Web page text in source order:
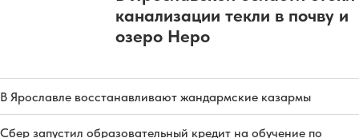
канализации текли в почву и
озеро Неро
В Ярославле восстанавливают жандармские казармы
Сбер запустил образовательный кредит на обучение по